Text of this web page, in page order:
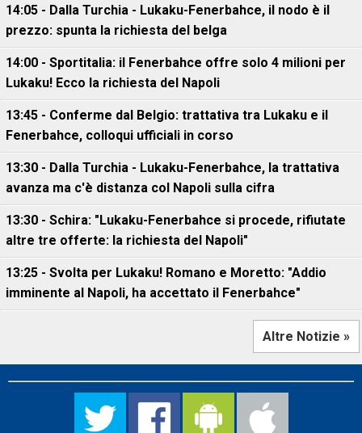
14:05 - Dalla Turchia - Lukaku-Fenerbahce, il nodo è il
prezzo: spunta la richiesta del belga
14:00 - Sportitalia: il Fenerbahce offre solo 4 milioni per
Lukaku! Ecco la richiesta del Napoli
13:45 - Conferme dal Belgio: trattativa tra Lukaku e il
Fenerbahce, colloqui ufficiali in corso
13:30 - Dalla Turchia - Lukaku-Fenerbahce, la trattativa
avanza ma c'è distanza col Napoli sulla cifra
13:30 - Schira: "Lukaku-Fenerbahce si procede, rifiutate
altre tre offerte: la richiesta del Napoli"
13:25 - Svolta per Lukaku! Romano e Moretto: "Addio
imminente al Napoli, ha accettato il Fenerbahce"
Altre Notizie »